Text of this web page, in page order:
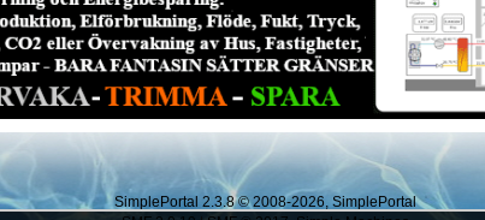
SimplePortal 2.3.8 © 2008-2026, SimplePortal